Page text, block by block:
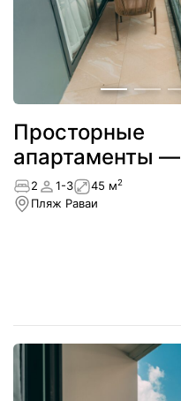
Просторные
апартаменты —
NEW
2 1-3 45 м2
Пляж Раваи